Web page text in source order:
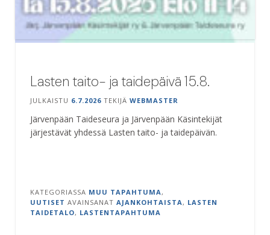
Lasten taito- ja taidepäivä 15.8.
JULKAISTU 6.7.2026 TEKIJÄ WEBMASTER
Järvenpään Taideseura ja Järvenpään Käsintekijät
järjestävät yhdessä Lasten taito- ja taidepäivän.
KATEGORIASSA MUU TAPAHTUMA ,
UUTISET AVAINSANAT AJANKOHTAISTA , LASTEN
TAIDETALO, LASTENTAPAHTUMA